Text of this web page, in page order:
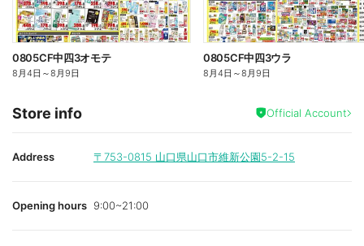
0805CF中四3オモテ
8月4日 ～8月9日
0805CF中四3ウラ
8月4日 ～8月9日
Store info Official Account
Address 〒753-0815 山口県山口市維新公園5-2-15
Opening hours 9:00~21:00